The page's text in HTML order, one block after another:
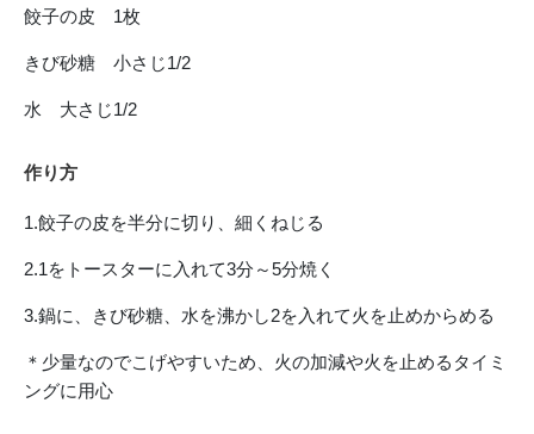
餃子の皮 1枚
きび砂糖 小さじ1/2
水 大さじ1/2
作り方
1.餃子の皮を半分に切り、細くねじる
2.1をトースターに入れて3分～5分焼く
3.鍋に、きび砂糖、水を沸かし2を入れて火を止めからめる
＊少量なのでこげやすいため、火の加減や火を止めるタイミ
ングに用心